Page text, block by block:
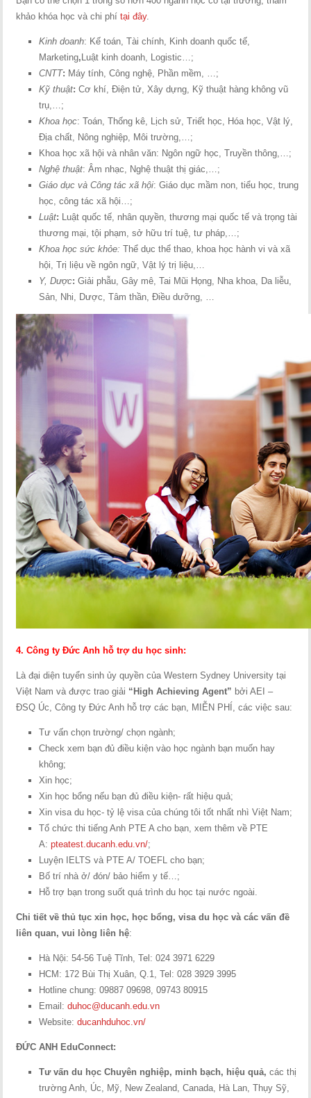
khảo khóa học và chi phítại đây.
Kinh doanh: Kế toán, Tài chính, Kinh doanh quốc tế,
Marketing, Luật kinh doanh, Logistic…;
CNTT: Máy tính, Công nghệ, Phần mềm, …;
Kỹ thuật:Cơ khí, Điện tử, Xây dựng, Kỹ thuật hàng không vũ
trụ,…;
Khoa học: Toán, Thống kê, Lịch sử, Triết học, Hóa học, Vật lý,
Địa chất, Nông nghiệp, Môi trường,…;
Khoa học xã hội và nhân văn: Ngôn ngữ học, Truyền thông,…;
Nghệ thuật: Âm nhạc, Nghệ thuật thị giác,…;
Giáo dục và Công tác xã hội: Giáo dục mầm non, tiểu học, trung
học, công tác xã hội…;
Luật: Luật quốc tế, nhân quyền, thương mại quốc tế và trọng tài
thương mại, tội phạm, sở hữu trí tuệ, tư pháp,…;
Khoa học sức khỏe:Thể dục thể thao, khoa học hành vi và xã
hội, Trị liệu về ngôn ngữ, Vật lý trị liệu,…
Y, Dược:Giải phẫu, Gây mê, Tai Mũi Họng, Nha khoa, Da liễu,
Sản, Nhi, Dược, Tâm thần, Điều dưỡng, …
4. Công ty Đức Anh hỗ trợ du học sinh:
Là đại diện tuyển sinh ủy quyền của Western Sydney University tại
Việt Nam và được trao giải “High Achieving Agent” bởi AEI –
ĐSQ Úc, Công ty Đức Anh hỗ trợ các bạn, MIỄN PHÍ, các việc sau:
Tư vấn chọn trường/ chọn ngành;
Check xem bạn đủ điều kiện vào học ngành bạn muốn hay
không;
Xin học;
Xin học bổng nếu bạn đủ điều kiện- rất hiệu quả;
Xin visa du học- tỷ lệ visa của chúng tôi tốt nhất nhì Việt Nam;
Tổ chức thi tiếng Anh PTE A cho bạn, xem thêm về PTE
A:pteatest.ducanh.edu.vn/;
Luyện IELTS và PTE A/ TOEFL cho bạn;
Bố trí nhà ở/ đón/ bảo hiểm y tế…;
Hỗ trợ bạn trong suốt quá trình du học tại nước ngoài.
Chi tiết về thủ tục xin học, học bổng, visa du học và các vấn đề
liên quan, vui lòng liên hệ:
Hà Nội: 54-56 Tuệ Tĩnh, Tel: 024 3971 6229
HCM: 172 Bùi Thị Xuân, Q.1, Tel: 028 3929 3995
Hotline chung: 09887 09698, 09743 80915
Email:duhoc@ducanh.edu.vn
Website:ducanhduhoc.vn/
ĐỨC ANH EduConnect:
Tư vấn du học Chuyên nghiệp, minh bạch, hiệu quả,các thị
trường Anh, Úc, Mỹ, New Zealand, Canada, Hà Lan, Thụy Sỹ,